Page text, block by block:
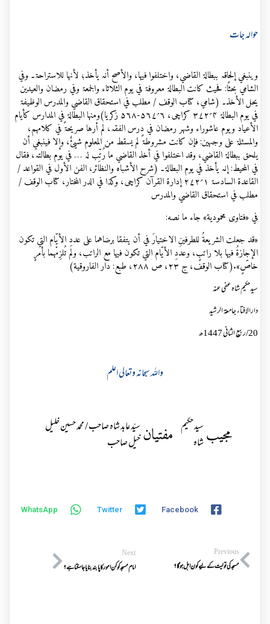
حوالہ جات
وینبغي إلحاقہ ببطالۃ القاضي، واختلفوا فیہا، والأصح أنہ یأخذ؛ لأنہا للاستراحۃ۔ وفي
الشامي بحثًا: فحیث کانت البطالۃ معروفۃ في یوم الثلاثاء والجمعۃ وفي رمضان والعیدین
یحل الأخذ۔ (شامي، کتاب الوقف / مطلب في استحقاق القاضي والمدرس الوظیفۃ
في یوم البطالۃ ۴؍۳۷۲ کراچی، ۶؍۵۶۷-۵۶۸ زکریا)ومنہا البطالۃ في المدارس کأیام
الأعیاد ویوم عاشوراء وشہر رمضان في درس الفقہ، لم أرہا صریحۃً في کلامہم،
والمسئلۃ علی وجہین: فإن کانت مشروطۃً لم یسقط من المعلوم شيئٌ، وإلا فینبغي أن
یلحق ببطالۃ القاضي، وقد اختلفوا في أخذ القاضي ما رُتِّب لہ … في یوم بطالتہ، فقال
في المحیط: إنہ یأخذ في یوم البطالۃ۔ (شرح الأشباہ والنظائر، الفن الأول في القواعد /
القاعدۃ السادسۃ ۱؍۲۷۲ إدارۃ القرآن کراچی، وکذا في الدر المختار، کتاب الوقف /
مطلب في استحقاق القاضي والمدرس
في «فتاوى محمودية» جاء ما نصه:
«قد جعلت الشريعةُ للطرفينِ الاختيارَ في أن يتفقا برضاهما على عددِ الأيّام التي تكون
الإجازةُ فيها بلا راتبٍ، وعددِ الأيّام التي تكون فيها مع الراتب، ولم تُلزِمْهما بأمرٍ
خاصٍّ».(كتاب الوقف، ج ٢٣، ص ٢٨٨، طبع: دار الفاروقية)
سیدحکیم شاہ عفی عنہ
دارالافتاء جامعۃ الرشید
20/ربیع الثانی 1447ھ
واللہ سبحانہ وتعالی اعلم
مجیب سید حکیم
شاہ
مفتیان سیّد عابد شاہ صاحب / محمد حسین خلیل
خیل صاحب
Facebook
Twitter
WhatsApp
Previous
مسجدکی تولیت کےلیے کون اہل ہوگا؟
Next
امام مسجدکوکن امورکاپابندبنایاجاسکتاہے ؟